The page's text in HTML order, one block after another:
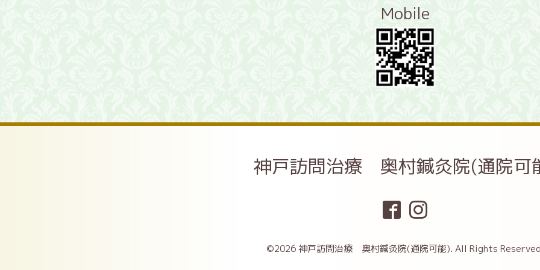
Mobile
神戸訪問治療 奥村鍼灸院(通院可
©2026神戸訪問治療 奥村鍼灸院(通院可能). All Rights